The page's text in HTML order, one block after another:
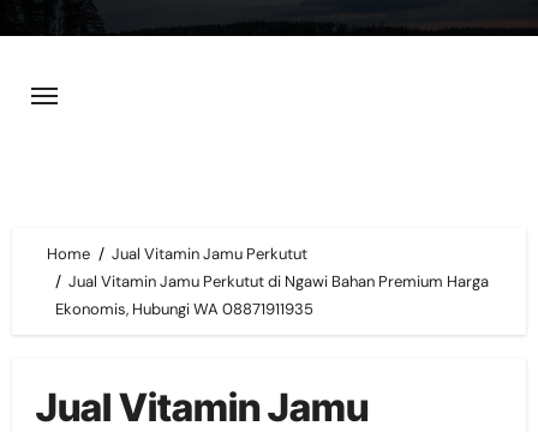
content
Home
Jual Vitamin Jamu Perkutut
Jual Vitamin Jamu Perkutut di Ngawi Bahan Premium Harga
Ekonomis, Hubungi WA 08871911935
Jual Vitamin Jamu